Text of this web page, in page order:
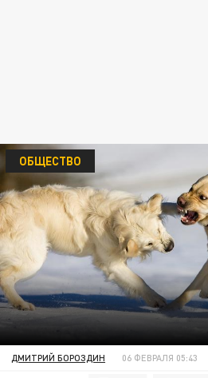
ОБЩЕСТВО
ДМИТРИЙ БОРОЗДИН 06 ФЕВРАЛЯ 05:43